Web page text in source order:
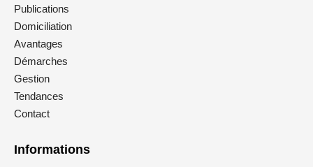
Publications
Domiciliation
Avantages
Démarches
Gestion
Tendances
Contact
Informations